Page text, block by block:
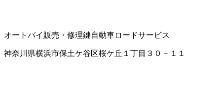
オートバイ販売・修理鍵自動車ロードサービス
神奈川県横浜市保土ケ谷区桜ケ丘１丁目３０－１１